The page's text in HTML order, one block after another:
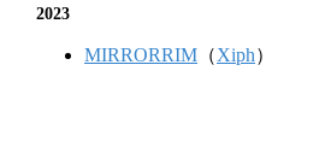
2023
MIRRORRIM （Xiph）